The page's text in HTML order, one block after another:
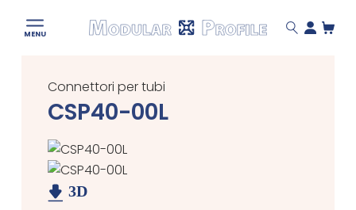
content
MENU
Modular
Connettori per tubi
CSP40-00L